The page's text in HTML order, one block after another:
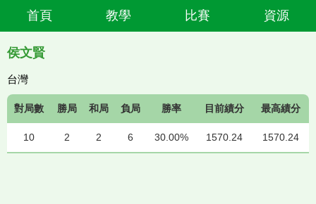
首頁 教學 比賽 資源
侯文賢
台灣
對局數 勝局 和局 負局 勝率 目前績分 最高績分
10 2 2 6 30.00% 1570.24 1570.24